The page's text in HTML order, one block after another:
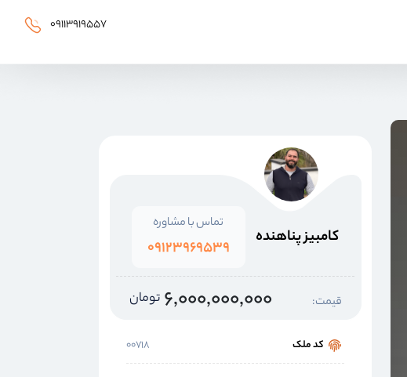
۰۹۱۱۳۹۱۹۵۵۷
کامبیز پناهنده
تماس با مشاوره
۰۹۱۲۳۹۶۹۵۳۹
قیمت: ۶,۰۰۰,۰۰۰,۰۰۰ تومان
کد ملک ۰۰۷۱۸